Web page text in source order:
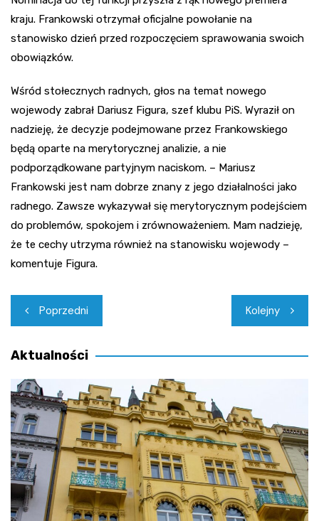
kraju. Frankowski otrzymał oficjalne powołanie na
stanowisko dzień przed rozpoczęciem sprawowania swoich
obowiązków.
Wśród stołecznych radnych, głos na temat nowego
wojewody zabrał Dariusz Figura, szef klubu PiS. Wyraził on
nadzieję, że decyzje podejmowane przez Frankowskiego
będą oparte na merytorycznej analizie, a nie
podporządkowane partyjnym naciskom. – Mariusz
Frankowski jest nam dobrze znany z jego działalności jako
radnego. Zawsze wykazywał się merytorycznym podejściem
do problemów, spokojem i zrównoważeniem. Mam nadzieję,
że te cechy utrzyma również na stanowisku wojewody –
komentuje Figura.
Nawigacja
wpisu
Poprzedni Kolejny
Aktualności